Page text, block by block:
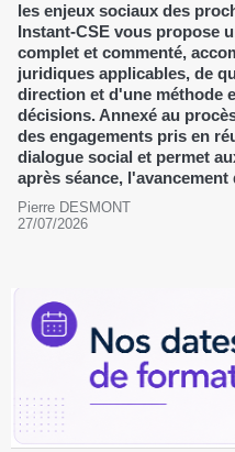
les enjeux sociaux des
Instant-CSE vous propose
complet et commenté,
juridiques applicables, de
direction et d'une méthode
décisions. Annexé au
des engagements pris en
dialogue social et permet
après séance,
Pierre DESMONT
27/07/2026